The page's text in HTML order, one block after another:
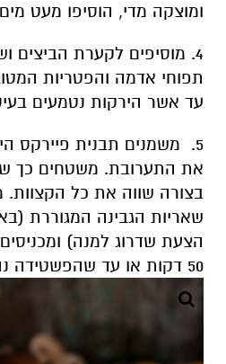
ומוצקה מדי, הוסיפו מעט
4. מוסיפים לקערת הביצים
תפוחי אדמה והפטריות
עד אשר הירקות נטמעים
5. משמנים תבנית פיירקס
את התערובת. משטחים כך
בצורה שווה את כל
שאריות הגבינה המגוררת
הצעת שדרוג למנה)
50 דקות או עד שהפשטידה נהיית זהובה.